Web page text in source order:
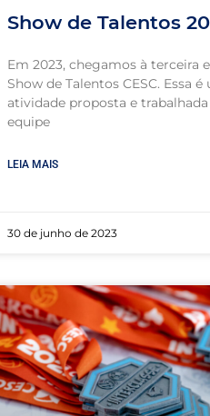
Show de Talentos
Em 2023, chegamos à terceira
Show de Talentos CESC. Essa é
atividade proposta e trabalhada
equipe
LEIA MAIS
30 de junho de 2023